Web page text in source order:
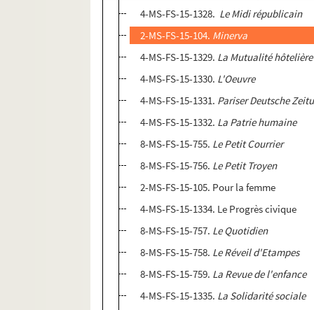
4-MS-FS-15-1328. Le Midi républicain
2-MS-FS-15-104. Minerva
4-MS-FS-15-1329. La Mutualité hôtelière
4-MS-FS-15-1330. L'Oeuvre
4-MS-FS-15-1331. Pariser Deutsche
4-MS-FS-15-1332. La Patrie humaine
8-MS-FS-15-755. Le Petit Courrier
8-MS-FS-15-756. Le Petit Troyen
2-MS-FS-15-105. Pour la femme
4-MS-FS-15-1334. Le Progrès civique
8-MS-FS-15-757. Le Quotidien
8-MS-FS-15-758. Le Réveil d'Etampes
8-MS-FS-15-759. La Revue de l'enfance
4-MS-FS-15-1335. La Solidarité sociale